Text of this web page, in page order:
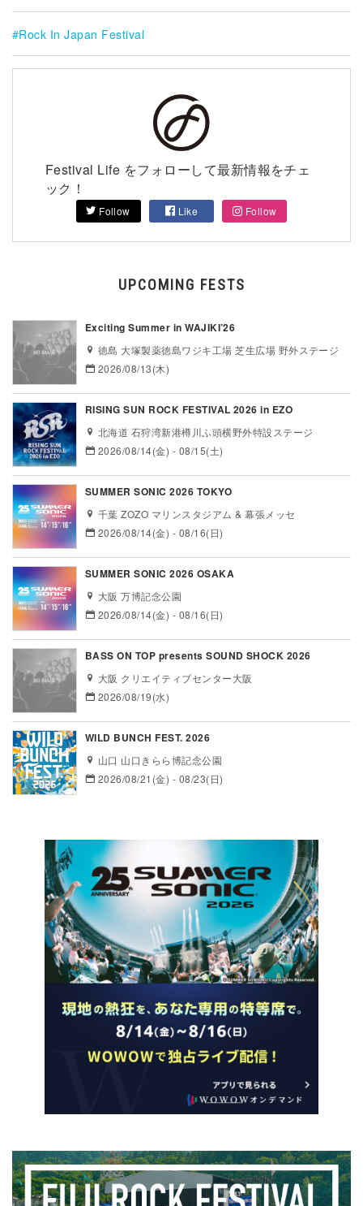
Rock In Japan Festival
Festival Life をフォローして最新情報をチェ
ック！
Follow Like Follow
UPCOMING FESTS
Exciting Summer in WAJIKI’26
徳島 大塚製薬徳島ワジキ工場 芝生広場 野外ステージ
2026/08/13(木)
RISING SUN ROCK FESTIVAL 2026 in EZO
北海道 石狩湾新港樽川ふ頭横野外特設ステージ
2026/08/14(金) - 08/15(土)
SUMMER SONIC 2026 TOKYO
千葉 ZOZO マリンスタジアム & 幕張メッセ
2026/08/14(金) - 08/16(日)
SUMMER SONIC 2026 OSAKA
大阪 万博記念公園
2026/08/14(金) - 08/16(日)
BASS ON TOP presents SOUND SHOCK 2026
大阪 クリエイティブセンター大阪
2026/08/19(水)
WILD BUNCH FEST. 2026
山口 山口きらら博記念公園
2026/08/21(金) - 08/23(日)